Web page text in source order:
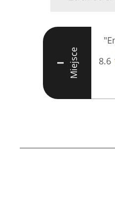
I Miejsce
8.6